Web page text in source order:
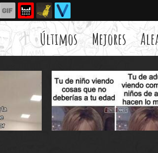
Últimos Mejores